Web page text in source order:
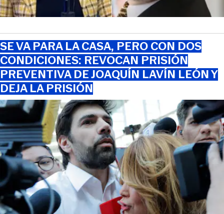
SE VA PARA LA CASA, PERO CON DOS
CONDICIONES: REVOCAN PRISIÓN
PREVENTIVA DE JOAQUÍN LAVÍN LEÓN Y
DEJA LA PRISIÓN